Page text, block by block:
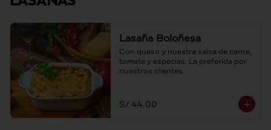
Lasaña Boloñesa
Con queso y nuestra salsa de carne,
tomate y especias. La preferida por
nuestros clientes.
S/ 44.00